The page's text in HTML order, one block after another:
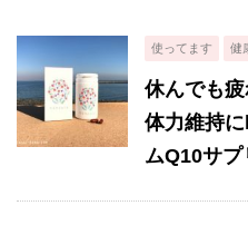
使ってます 健
休んでも
体力維持
ムQ10サプ